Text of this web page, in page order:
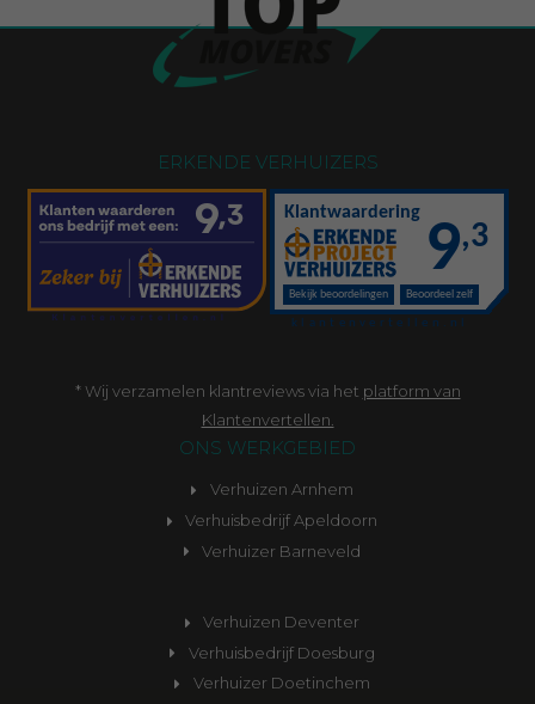
ERKENDE VERHUIZERS
* Wij verzamelen klantreviews via het platform van
Klantenvertellen.
ONS WERKGEBIED
Verhuizen Arnhem
Verhuisbedrijf Apeldoorn
Verhuizer Barneveld
Verhuizen Deventer
Verhuisbedrijf Doesburg
Verhuizer Doetinchem